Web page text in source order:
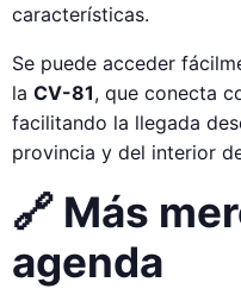
características.
Se puede acceder
la CV-81, que conecta
facilitando la llegada
provincia y del interior
🔗 Más
agenda